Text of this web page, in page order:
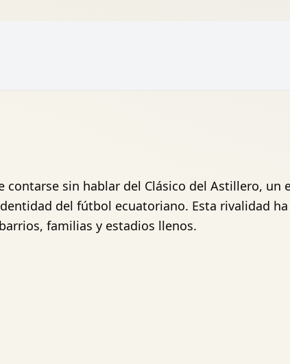
contarse sin hablar del Clásico del Astillero,
del fútbol ecuatoriano. Esta rivalidad
familias y estadios llenos.